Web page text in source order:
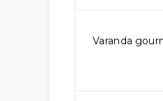
Varanda